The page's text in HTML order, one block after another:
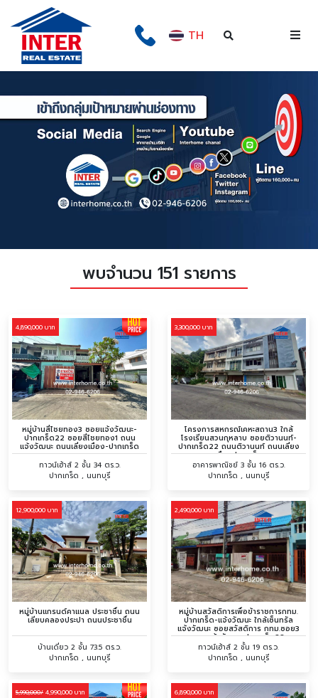
TH
พบจำนวน 151 รายการ
4,890,000 บาท
หมู่บ้านสี่ไชยทอง3 ซอยแจ้งวัฒนะ-
ปากเกร็ด22 ซอยสี่ไชยทอง1 ถนน
แจ้งวัฒนะ ถนนเลี่ยงเมือง-ปากเกร็ด
ทาวน์เฮ้าส์ 2 ชั้น 34 ตร.ว.
ปากเกร็ด , นนทบุรี
3,300,000 บาท
โครงการสหกรณ์เคหะสถาน3 ใกล้
โรงเรียนสวนกุหลาบ ซอยติวานนท์-
ปากเกร็ด22 ถนนติวานนท์ ถนนเลี่ยง
เมืองปากเกร็ด
อาคารพาณิชย์ 3 ชั้น 16 ตร.ว.
ปากเกร็ด , นนทบุรี
12,900,000 บาท
หมู่บ้านแกรนด์คาแนล ประชาชื่น ถนน
เลียบคลองประปา ถนนประชาชื่น
บ้านเดี่ยว 2 ชั้น 73.5 ตร.ว.
ปากเกร็ด , นนทบุรี
2,490,000 บาท
หมู่บ้านสวัสดิการเพื่อข้าราชการกทม.
ปากเกร็ด-แจ้งวัฒนะ ใกล้เซ็นทรัล
แจ้งวัฒนะ ซอยสวัสดิการ กทม.ซอย3
ซอยแจ้งวัฒนะ-ปากเกร็ด28
ทาวน์เฮ้าส์ 2 ชั้น 19 ตร.ว.
ปากเกร็ด , นนทบุรี
5,990,000/ 4,990,000 บาท 6,890,000 บาท